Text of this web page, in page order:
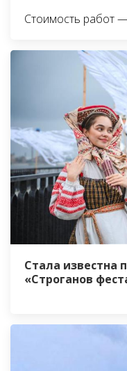
Стоимость работ
Стала известна
«Строганов